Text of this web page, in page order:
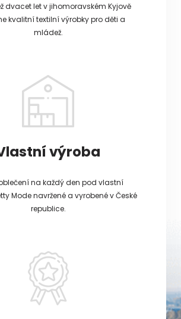
dvacet let v jihomoravském Kyjově
kvalitní textilní výrobky pro děti a
mládež.
výroba
na každý den pod vlastní
Mode navržené a vyrobené v České
republice.